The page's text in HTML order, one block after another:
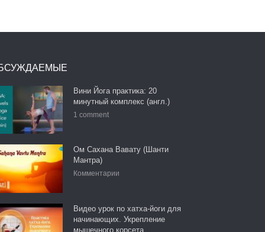
Вини Йога практика: 20
минутный комплекс (англ.)
1 comment
Ом Сахана Вавату (Шанти
Мантра)
Комментарии
Видео урок по хатха-йоги для
начинающих. Укрепление
мышечного корсета